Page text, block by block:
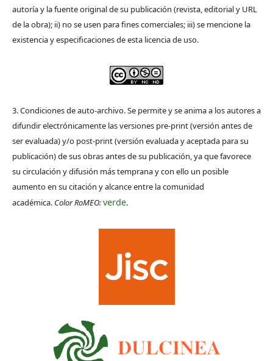
autoría y la fuente original de su publicación (revista, editorial y URL
de la obra); ii) no se usen para fines comerciales; iii) se mencione la
existencia y especificaciones de esta licencia de uso.
3. Condiciones de auto-archivo. Se permite y se anima a los autores a
difundir electrónicamente las versiones pre-print (versión antes de
ser evaluada) y/o post-print (versión evaluada y aceptada para su
publicación) de sus obras antes de su publicación, ya que favorece
su circulación y difusión más temprana y con ello un posible
aumento en su citación y alcance entre la comunidad
académica. Color RoMEO:verde.